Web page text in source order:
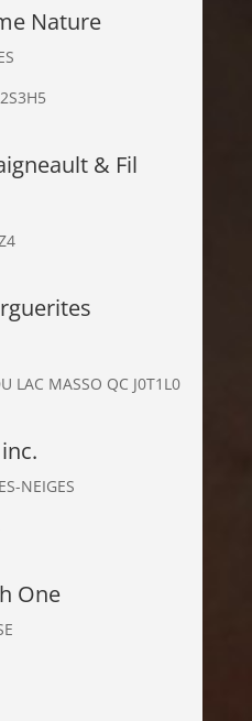
Nature
& Fil
LAC MASSO QC J0T1L0
NEIGES
One